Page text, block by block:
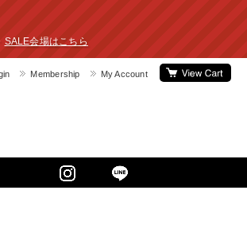
SALE会場はこちら
My Account
Membership